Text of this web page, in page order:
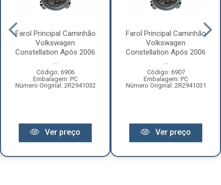
Farol Principal Caminhão
Volkswagen
Constellation Após 2006
...
Código: 6906
Embalagem: PC
Número Original: 2R2941032
Ver preço
Farol Principal Caminhão
Volkswagen
Constellation Após 2006
...
Código: 6907
Embalagem: PC
Número Original: 2R2941031
Ver preço